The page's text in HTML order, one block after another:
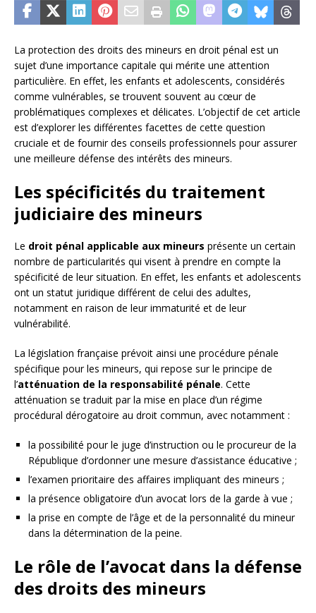
La protection des droits des mineurs en droit pénal est un
sujet d’une importance capitale qui mérite une attention
particulière. En effet, les enfants et adolescents, considérés
comme vulnérables, se trouvent souvent au cœur de
problématiques complexes et délicates. L’objectif de cet article
est d’explorer les différentes facettes de cette question
cruciale et de fournir des conseils professionnels pour assurer
une meilleure défense des intérêts des mineurs.
Les spécificités du traitement
judiciaire des mineurs
Le droit pénal applicable aux mineurs présente un certain
nombre de particularités qui visent à prendre en compte la
spécificité de leur situation. En effet, les enfants et adolescents
ont un statut juridique différent de celui des adultes,
notamment en raison de leur immaturité et de leur
vulnérabilité.
La législation française prévoit ainsi une procédure pénale
spécifique pour les mineurs, qui repose sur le principe de
l’atténuation de la responsabilité pénale. Cette
atténuation se traduit par la mise en place d’un régime
procédural dérogatoire au droit commun, avec notamment :
la possibilité pour le juge d’instruction ou le procureur de la
République d’ordonner une mesure d’assistance éducative ;
l’examen prioritaire des affaires impliquant des mineurs ;
la présence obligatoire d’un avocat lors de la garde à vue ;
la prise en compte de l’âge et de la personnalité du mineur
dans la détermination de la peine.
Le rôle de l’avocat dans la défense
des droits des mineurs